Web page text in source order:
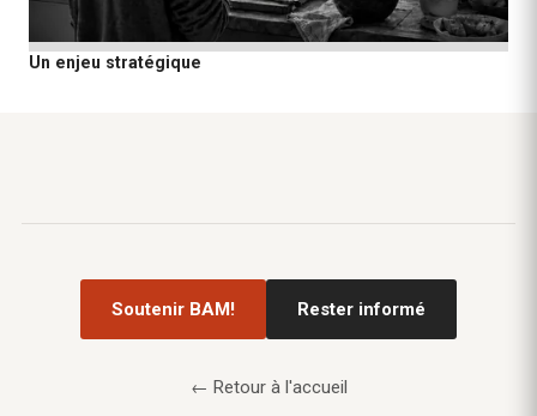
Un enjeu stratégique
Soutenir BAM! Rester informé
← Retour à l'accueil